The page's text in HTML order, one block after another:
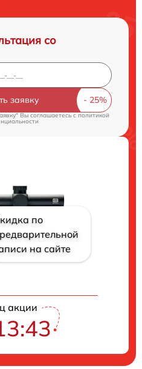
со
заявку
Вы соглашаетесь cполитикой
по
на сайте
акции